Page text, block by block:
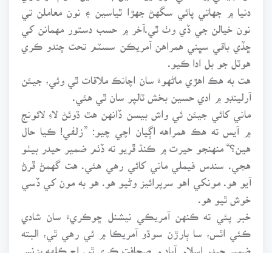
دنيا ۾ جهاتي پائي سگهڻ جهڙا ٿياسين ۽ نون معاملن تي
نون خيالن جي ڏي وٺ ٿي.آخر ۾ حسب دستور مهمانن کي
ڇڏي باقي سڀني همراهن آمريڪن سسٽم تحت چندو ڪري
هوٽل جو بل ادا ڪيو.
هت به هڪ اهڙي ماڻهوءَ سان اچانڪ ملاقات ٿي وئي، جيئن
آرلينڊو ۾ ادي حسين بخش ٽالپر سان ٿي هئي.
ماني کائي جيئن ئي واش بيسن ڏانهن هٿ ڌوئڻ لاءِ لائونج
۾ آيس ته هڪ همراهه اڳيان اچي چيو: ”زلفي! ڪيا حال
هين؟“ منهنجو حيرت ۾ ڪنڌ ڦريو ته ڏٺم ضمير حيدر بيٺو
هجي. سندس فيملي ماني کائي رهي هئي. هت گهمڻ ڦرڻ
آيو هو. مونکي اهو سرپرائيز وڻيو هو. هو به مون کي ڏسي
خبر پئي ته ڪنهن آمريڪي نيشنل ڇوڪريءَ سان شادي
ڪئي اٿس، سا ٻارڙن سوڌو آمريڪا ۾ ئي رهي ٿي، البته
ضمير حيدر اسلام آباد ۾ صحافت ڪري ٿو. اڄ ڪلهه بزنس